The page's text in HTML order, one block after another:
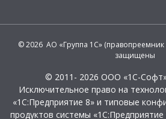
© 2026 АО «Группа 1С» (правопреемник
защищены
© 2011- 2026 ООО «1С-
Исключительное право на
«1С:Предприятие 8» и типовые
продуктов системы